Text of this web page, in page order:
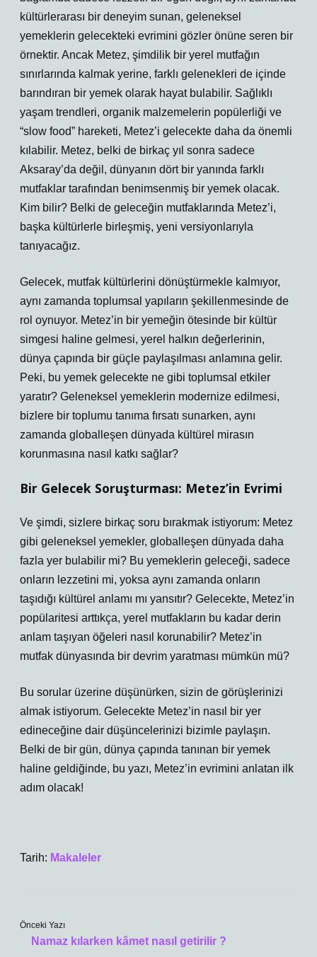
kültürlerarası bir deneyim sunan, geleneksel
yemeklerin gelecekteki evrimini gözler önüne seren bir
örnektir. Ancak Metez, şimdilik bir yerel mutfağın
sınırlarında kalmak yerine, farklı gelenekleri de içinde
barındıran bir yemek olarak hayat bulabilir. Sağlıklı
yaşam trendleri, organik malzemelerin popülerliği ve
“slow food” hareketi, Metez’i gelecekte daha da önemli
kılabilir. Metez, belki de birkaç yıl sonra sadece
Aksaray’da değil, dünyanın dört bir yanında farklı
mutfaklar tarafından benimsenmiş bir yemek olacak.
Kim bilir? Belki de geleceğin mutfaklarında Metez’i,
başka kültürlerle birleşmiş, yeni versiyonlarıyla
tanıyacağız.
Gelecek, mutfak kültürlerini dönüştürmekle kalmıyor,
aynı zamanda toplumsal yapıların şekillenmesinde de
rol oynuyor. Metez’in bir yemeğin ötesinde bir kültür
simgesi haline gelmesi, yerel halkın değerlerinin,
dünya çapında bir güçle paylaşılması anlamına gelir.
Peki, bu yemek gelecekte ne gibi toplumsal etkiler
yaratır? Geleneksel yemeklerin modernize edilmesi,
bizlere bir toplumu tanıma fırsatı sunarken, aynı
zamanda globalleşen dünyada kültürel mirasın
korunmasına nasıl katkı sağlar?
Bir Gelecek Soruşturması: Metez’in Evrimi
Ve şimdi, sizlere birkaç soru bırakmak istiyorum: Metez
gibi geleneksel yemekler, globalleşen dünyada daha
fazla yer bulabilir mi? Bu yemeklerin geleceği, sadece
onların lezzetini mi, yoksa aynı zamanda onların
taşıdığı kültürel anlamı mı yansıtır? Gelecekte, Metez’in
popülaritesi arttıkça, yerel mutfakların bu kadar derin
anlam taşıyan öğeleri nasıl korunabilir? Metez’in
mutfak dünyasında bir devrim yaratması mümkün mü?
Bu sorular üzerine düşünürken, sizin de görüşlerinizi
almak istiyorum. Gelecekte Metez’in nasıl bir yer
edineceğine dair düşüncelerinizi bizimle paylaşın.
Belki de bir gün, dünya çapında tanınan bir yemek
haline geldiğinde, bu yazı, Metez’in evrimini anlatan ilk
adım olacak!
Tarih: Makaleler
Önceki Yazı
Namaz kılarken kâmet nasıl getirilir ?